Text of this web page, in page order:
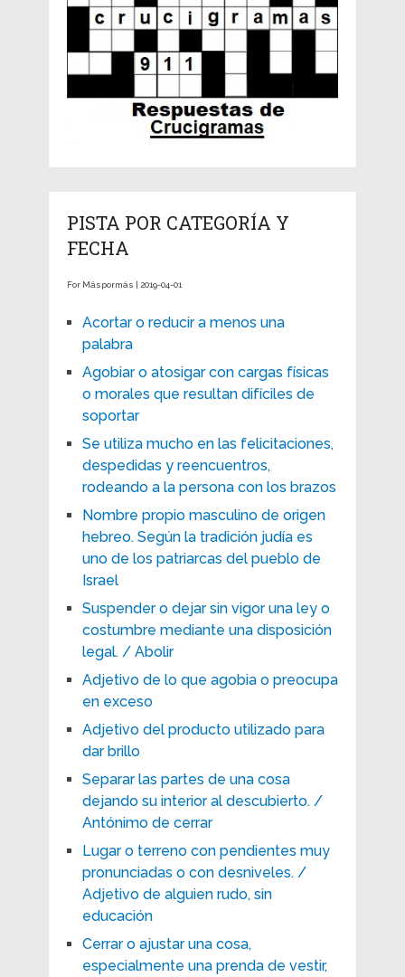
PISTA POR CATEGORÍA Y
FECHA
For Máspormás | 2019-04-01
Acortar o reducir a menos una
palabra
Agobiar o atosigar con cargas físicas
o morales que resultan difíciles de
soportar
Se utiliza mucho en las felicitaciones,
despedidas y reencuentros,
rodeando a la persona con los brazos
Nombre propio masculino de origen
hebreo. Según la tradición judía es
uno de los patriarcas del pueblo de
Israel
Suspender o dejar sin vigor una ley o
costumbre mediante una disposición
legal. / Abolir
Adjetivo de lo que agobia o preocupa
en exceso
Adjetivo del producto utilizado para
dar brillo
Separar las partes de una cosa
dejando su interior al descubierto. /
Antónimo de cerrar
Lugar o terreno con pendientes muy
pronunciadas o con desniveles. /
Adjetivo de alguien rudo, sin
educación
Cerrar o ajustar una cosa,
especialmente una prenda de vestir,